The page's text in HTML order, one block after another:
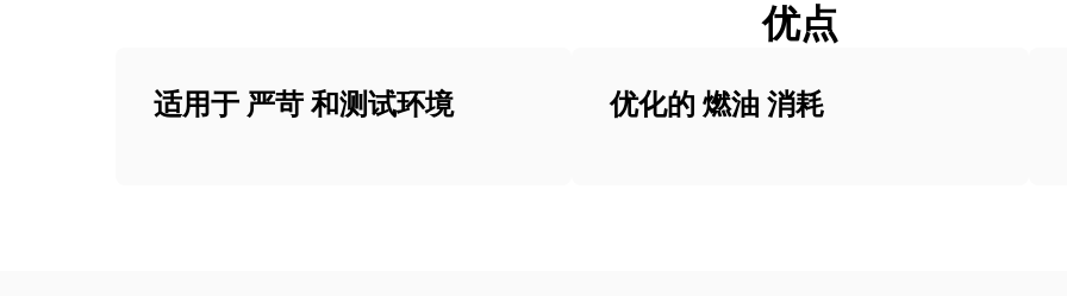
优点
适用于 严苛 和测试环境 优化的 燃油 消耗